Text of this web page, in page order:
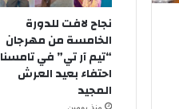
نجاح لافت للدورة
الخامسة من مهرجان
“تيم آر تي” في تامسنا
احتفاء بعيد العرش
المجيد
منذ يومين